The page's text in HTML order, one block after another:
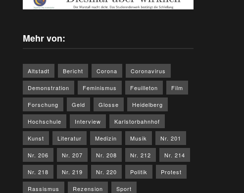
Mehr von:
Altstadt Bericht Corona Coronavirus
Demonstration Feminismus Feuilleton Film
Forschung Geld Glosse Heidelberg
Hochschule Interview Karlstorbahnhof
Kunst Literatur Medizin Musik Nr. 201
Nr. 206 Nr. 207 Nr. 208 Nr. 212 Nr. 214
Nr. 218 Nr. 219 Nr. 220 Politik Protest
Rassismus Rezension Sport